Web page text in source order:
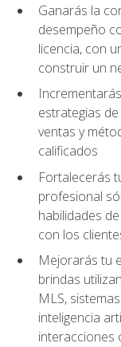
Ganarás la
desempeño
licencia, con
construir un
estrategias
ventas y
calificados
Fortalecerás
profesional
habilidades
con los
Mejorarás tu
brindas
MLS,
inteligencia
interacciones